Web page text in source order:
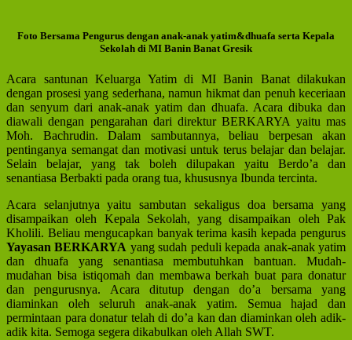
Foto Bersama Pengurus dengan anak-anak yatim&dhuafa serta Kepala
Sekolah di MI Banin Banat Gresik
Acara santunan Keluarga Yatim di MI Banin Banat dilakukan
dengan prosesi yang sederhana, namun hikmat dan penuh keceriaan
dan senyum dari anak-anak yatim dan dhuafa. Acara dibuka dan
diawali dengan pengarahan dari direktur BERKARYA yaitu mas
Moh. Bachrudin. Dalam sambutannya, beliau berpesan akan
pentinganya semangat dan motivasi untuk terus belajar dan belajar.
Selain belajar, yang tak boleh dilupakan yaitu Berdo’a dan
senantiasa Berbakti pada orang tua, khususnya Ibunda tercinta.
Acara selanjutnya yaitu sambutan sekaligus doa bersama yang
disampaikan oleh Kepala Sekolah, yang disampaikan oleh Pak
Kholili. Beliau mengucapkan banyak terima kasih kepada pengurus
Yayasan BERKARYA yang sudah peduli kepada anak-anak yatim
dan dhuafa yang senantiasa membutuhkan bantuan. Mudah-
mudahan bisa istiqomah dan membawa berkah buat para donatur
dan pengurusnya. Acara ditutup dengan do’a bersama yang
diaminkan oleh seluruh anak-anak yatim. Semua hajad dan
permintaan para donatur telah di do’a kan dan diaminkan oleh adik-
adik kita. Semoga segera dikabulkan oleh Allah SWT.